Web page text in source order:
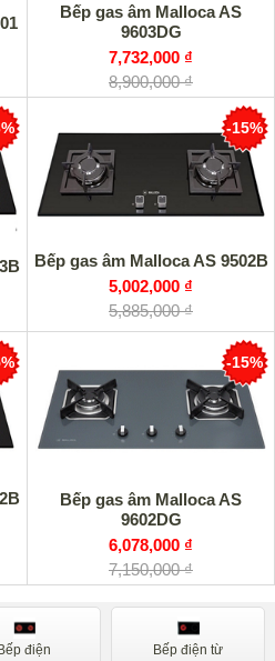
Bếp gas âm Malloca AS
9603DG
7,732,000 ₫
8,900,000 ₫
Bếp gas âm Malloca AS 9502B
5,002,000 ₫
5,885,000 ₫
-15%
Bếp gas âm Malloca AS
9602DG
6,078,000 ₫
7,150,000 ₫
-15%
Bếp điện Bếp điện từ